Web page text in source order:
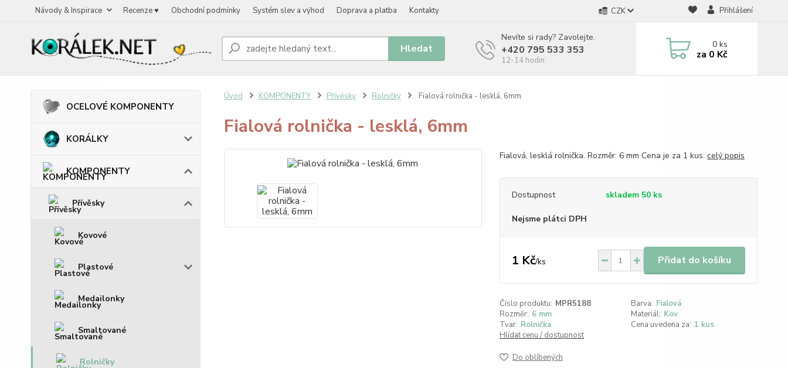
Návody & Inspirace Recenze ♥ Obchodní podmínky Systém slev a výhod Doprava a platba Kontakty CZK Přihlášení
Hledat
Nevíte si rady? Zavolejte.
+420 795 533 353
12-14 hodin
0ks
za 0 Kč
OCELOVÉ KOMPONENTY
KORÁLKY
KOMPONENTY
Přívěsky
Kovové
Plastové
Medailonky
Smaltované
Rolničky
Úvod KOMPONENTY Přívěsky Rolničky Fialová rolnička - lesklá, 6mm
Fialová rolnička - lesklá, 6mm
Fialová, lesklá rolnička. Rozměr: 6 mm Cena je za 1 kus. celý popis
Dostupnost skladem 50 ks
Nejsme plátci DPH
1 Kč/ks Přidat do košíku
Číslo produktu: MPR5188 Barva: Fialová
Rozměr: 6 mm Materiál: Kov
Tvar: Rolnička Cena uvedena za: 1 kus
Hlídat cenu / dostupnost
Do oblíbených